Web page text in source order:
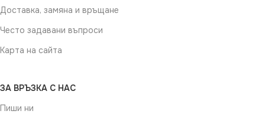
Доставка, замяна и връщане
Често задавани въпроси
Карта на сайта
ЗА ВРЪЗКА С НАС
Пиши ни